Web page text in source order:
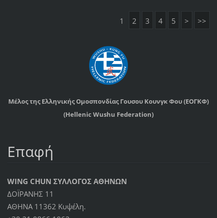
1 2 3 4 5 > >>
Μέλος της Ελληνικής Ομοσπονδίας Γουσου Κουνγκ Φου (ΕΟΓΚΦ)
(Hellenic Wushu Federation)
Επαφή
WING CHUN ΣΥΛΛΟΓΟΣ ΑΘΗΝΩΝ
ΔΟΪΡΑΝΗΣ 11
ΑΘΗΝΑ 11362 Κυψέλη.